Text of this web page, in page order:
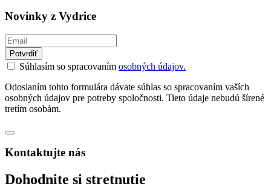
Novinky z Vydrice
Potvrdiť
Súhlasím so spracovaním osobných údajov.
Odoslaním tohto formulára dávate súhlas so spracovaním vaších
osobných údajov pre potreby spoločnosti. Tieto údaje nebudú šírené
tretím osobám.
Kontaktujte nás
Dohodnite si stretnutie